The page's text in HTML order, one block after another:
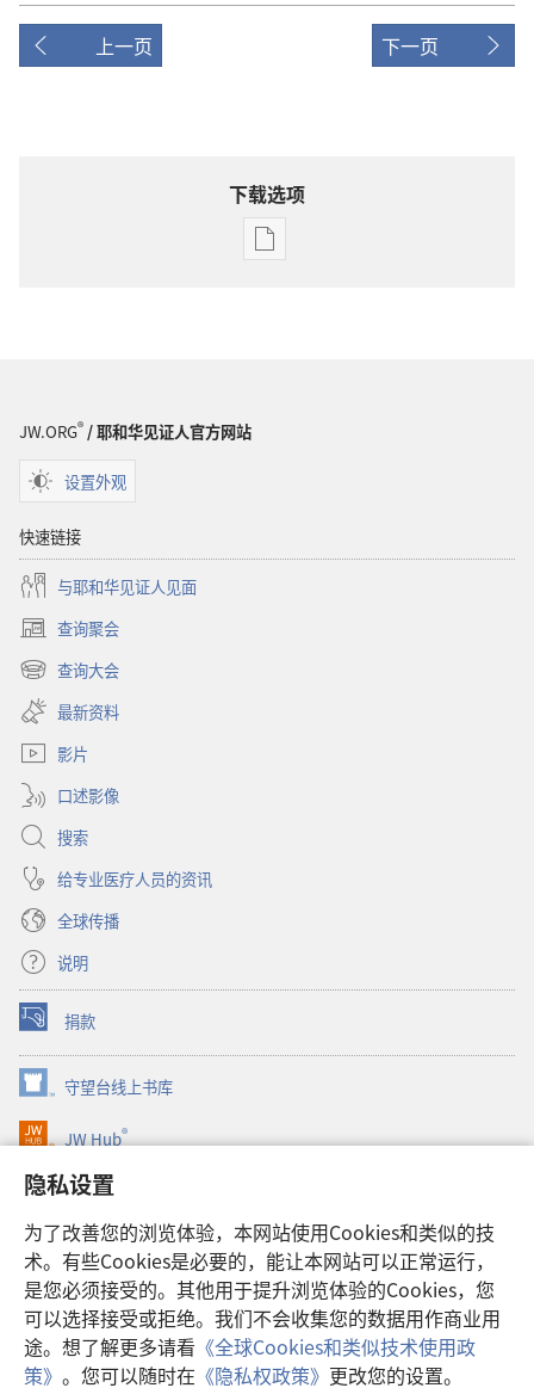
隐私设置
为了改善您的浏览体验，本网站使用Cookies和类似的技
术。有些Cookies是必要的，能让本网站可以正常运行，
是您必须接受的。其他用于提升浏览体验的Cookies，您
可以选择接受或拒绝。我们不会收集您的数据用作商业用
途。想了解更多请看 《全球Cookies和类似技术使用政
策》 。您可以随时在 《隐私权政策》 更改您的设置。
上一页 下一页
下载选项
电
2006
JW.ORG®/ 耶和华见证人官方网站
设置外观
快速链接
与耶和华见证人见面
查询聚会
（打
开
新
窗
口）
查询大会
（打
开
新
窗
最新资料
影片
口述影像
搜索
给专业医疗人员的资讯
全球传播
说明
捐款
（打
开
新
窗
口）
守望台线上书库
（打
开
新
口）
JW Hub®
（打
开
新
口）
JW Library®
Watchtower Library
Copyright© 2026 Watch Tower Bible and Tract Society of Pennsylvania.